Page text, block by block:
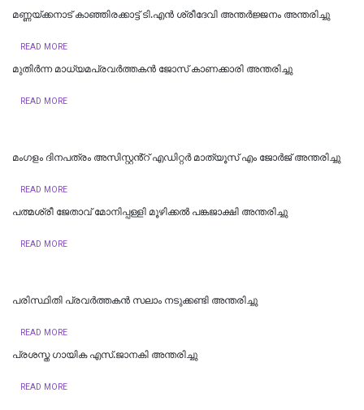
മണ്ണയ്ക്കനാട് കാഞ്ഞിരക്കാട്ട് ടി.എൻ ശ്രീദേവി അന്തർജ്ജനം അന്തരിച്ചു
READ MORE
മുതിർന്ന മാധ്യമപ്രവർത്തകൻ ജോസ് കാണക്കാരി അന്തരിച്ചു
READ MORE
മംഗളം ദിനപത്രം അസിസ്റ്റൻ്റ് എഡിറ്റർ മാത്യൂസ് എം ജോർജ് അന്തരിച്ചു
READ MORE
പത്മശ്രീ ജേതാവ് മോനിപ്പള്ളി മൂഴിക്കല്‍ പങ്കജാക്ഷി അന്തരിച്ചു
READ MORE
പരിസ്ഥിതി പ്രവർത്തകൻ സലാം നടുക്കണ്ടി അന്തരിച്ചു
READ MORE
പ്രശസ്ത ഗായിക എസ്.ജാനകി അന്തരിച്ചു
READ MORE